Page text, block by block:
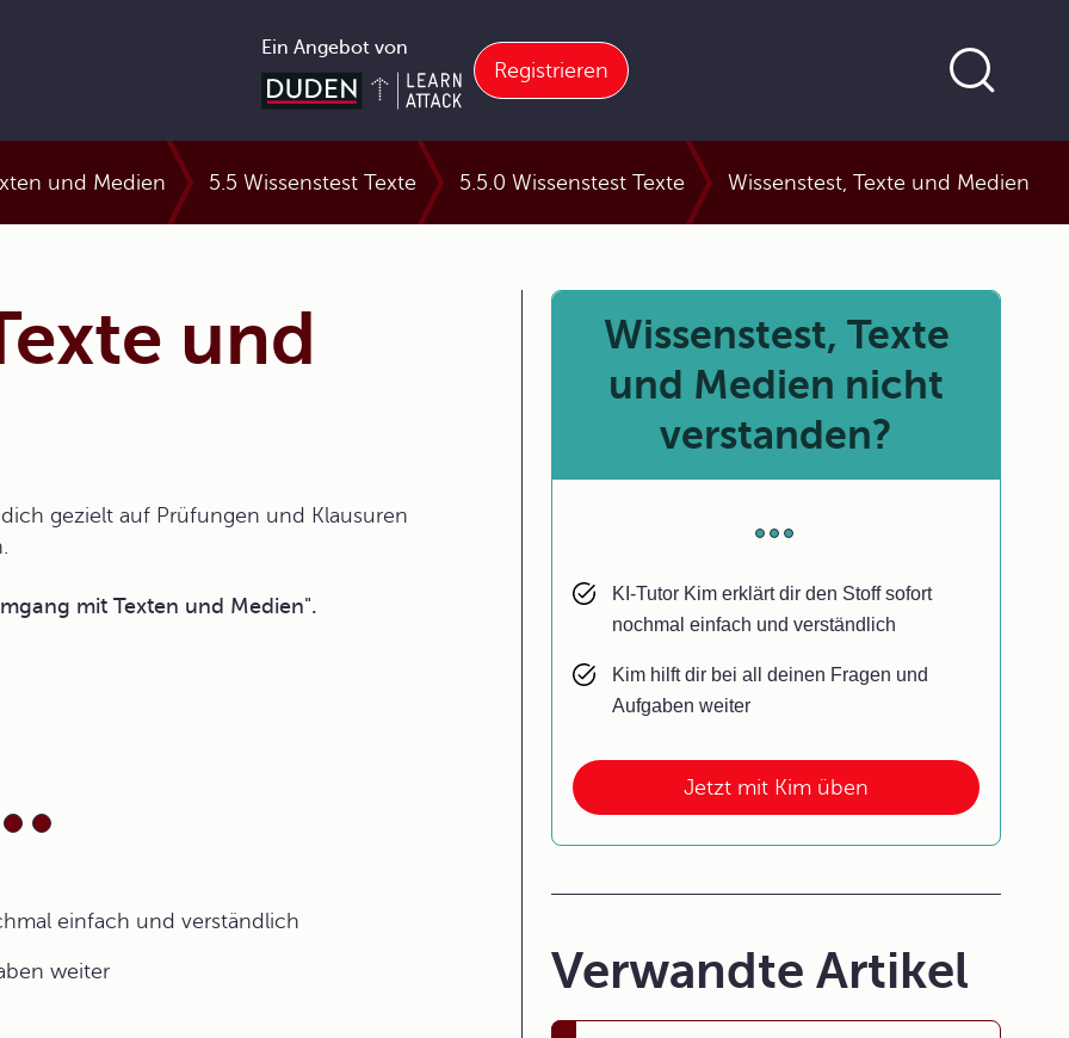
Ein Angebot von
Registrieren
und Medien 5.5 Wissenstest Texte 5.5.0 Wissenstest Texte Wissenstest, Texte und Medien
und
gezielt auf Prüfungen und Klausuren
mit Texten und Medien".
einfach und verständlich
weiter
Jetzt mit Kim üben
Wissenstest, Texte
und Medien nicht
verstanden?
KI-Tutor Kim erklärt dir den Stoff sofort
nochmal einfach und verständlich
Kim hilft dir bei all deinen Fragen und
Aufgaben weiter
Verwandte Artikel